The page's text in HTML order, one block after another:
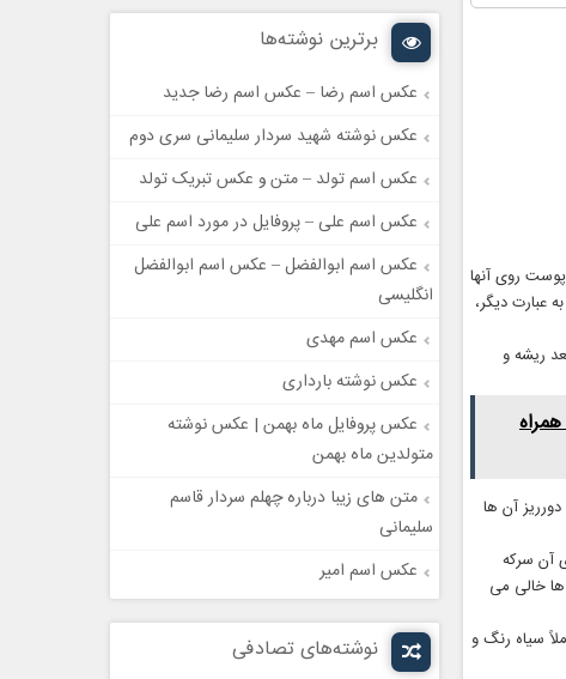
روی آنها
عبارت ديگر،
ریشه و
آن ها
آن سركه
ها خالی می
سیاه رنگ و
برترین نوشته‌ها
عکس اسم رضا – عکس اسم رضا جدید
عکس نوشته شهید سردار سلیمانی سری دوم
عکس اسم تولد – متن و عکس تبریک تولد
عکس اسم علی – پروفایل در مورد اسم علی
عکس اسم ابوالفضل – عکس اسم ابوالفضل
انگلیسی
عکس اسم مهدی
عکس نوشته بارداری
عکس پروفایل ماه بهمن | عکس نوشته
متولدین ماه بهمن
متن های زیبا درباره چهلم سردار قاسم
سلیمانی
عکس اسم امیر
نوشته‌های تصادفی